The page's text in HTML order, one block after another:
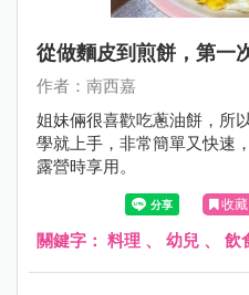
從做麵皮到煎餅，第一
作者：南西嘉
姐妹倆很喜歡吃蔥油餅，所
學就上手，非常簡單又快速
露營時享用。
收藏
關鍵字： 料理 、 幼兒 、 飲